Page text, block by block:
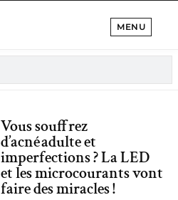
MENU
Vous souffrez
d’acné adulte et
imperfections ? La LED
et les microcourants vont
faire des miracles !